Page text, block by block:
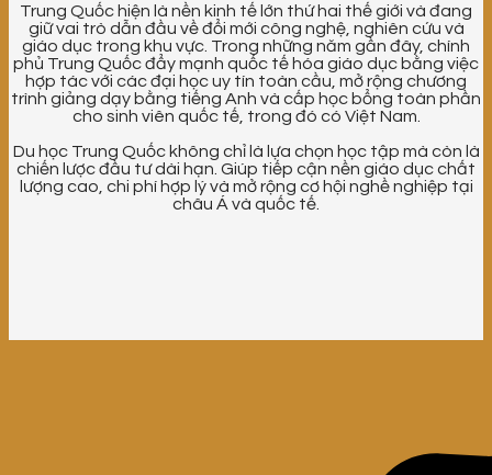
Trung Quốc hiện là nền kinh tế lớn thứ hai thế giới và đang
giữ vai trò dẫn đầu về đổi mới công nghệ, nghiên cứu và
giáo dục trong khu vực. Trong những năm gần đây, chính
phủ Trung Quốc đẩy mạnh quốc tế hóa giáo dục bằng việc
hợp tác với các đại học uy tín toàn cầu, mở rộng chương
trình giảng dạy bằng tiếng Anh và cấp học bổng toàn phần
cho sinh viên quốc tế, trong đó có Việt Nam.
Du học Trung Quốc không chỉ là lựa chọn học tập mà còn là
chiến lược đầu tư dài hạn. Giúp tiếp cận nền giáo dục chất
lượng cao, chi phí hợp lý và mở rộng cơ hội nghề nghiệp tại
châu Á và quốc tế.